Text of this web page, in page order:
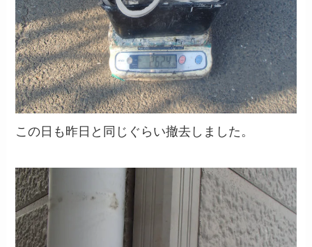
この日も昨日と同じぐらい撤去しました。